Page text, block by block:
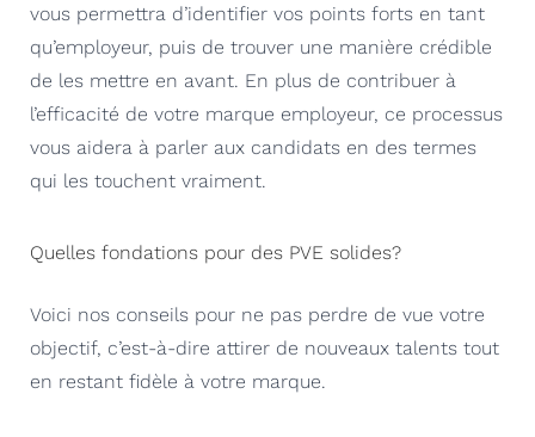
vous permettra d’identifier vos points forts en tant
qu’employeur, puis de trouver une manière crédible
de les mettre en avant. En plus de contribuer à
l’efficacité de votre marque employeur, ce processus
vous aidera à parler aux candidats en des termes
qui les touchent vraiment.
Quelles fondations pour des PVE solides?
Voici nos conseils pour ne pas perdre de vue votre
objectif, c’est-à-dire attirer de nouveaux talents tout
en restant fidèle à votre marque.